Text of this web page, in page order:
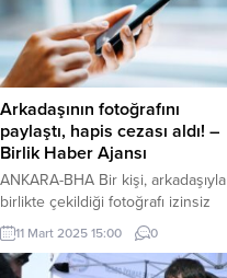
Arkadaşının fotoğrafını
paylaştı, hapis cezası aldı! –
Birlik Haber Ajansı
ANKARA-BHA Bir kişi, arkadaşıyla
birlikte çekildiği fotoğrafı izinsiz
olarak sosyal medyada paylaşması
ve fotoğrafın üzerine küfürlü
ifadeler eklemesi nedeniyle
11 Mart 2025 15:00 0